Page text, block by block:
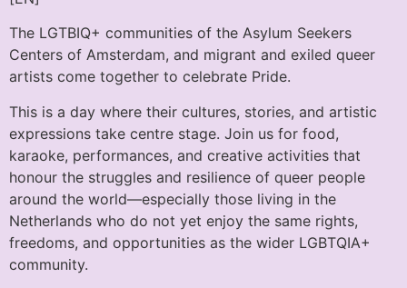
The LGTBIQ+ communities of the Asylum Seekers
Centers of Amsterdam, and migrant and exiled queer
artists come together to celebrate Pride.
This is a day where their cultures, stories, and artistic
expressions take centre stage. Join us for food,
karaoke, performances, and creative activities that
honour the struggles and resilience of queer people
around the world—especially those living in the
Netherlands who do not yet enjoy the same rights,
freedoms, and opportunities as the wider LGBTQIA+
community.